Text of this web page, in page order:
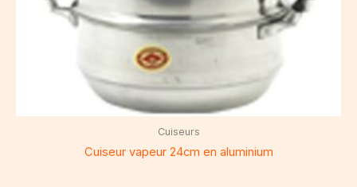
Cuiseurs
Cuiseur vapeur 24cm en aluminium